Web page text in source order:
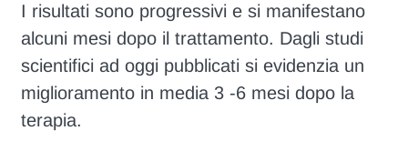
I risultati sono progressivi e si manifestano
alcuni mesi dopo il trattamento. Dagli studi
scientifici ad oggi pubblicati si evidenzia un
miglioramento in media 3 -6 mesi dopo la
terapia.